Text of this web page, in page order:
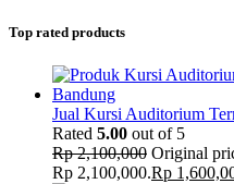
Top rated products
Jual Kursi Auditorium
Rated 5.00 out of 5
Rp2,100,000 Original
Rp 2,100,000.Rp